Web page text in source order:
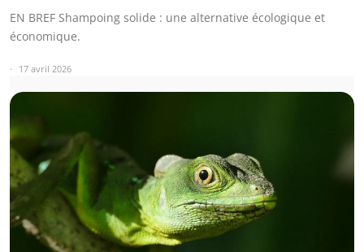
EN BREF Shampoing solide : une alternative écologique et
économique.
17 avril 2026